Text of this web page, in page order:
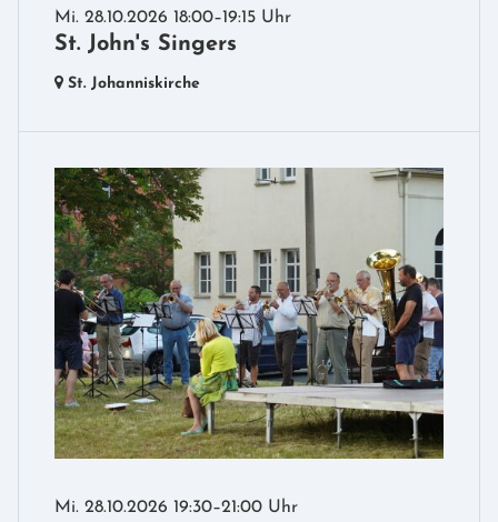
Mi. 28.10.2026 18:00–19:15 Uhr
St. John's Singers
St. Johanniskirche
Mi. 28.10.2026 19:30–21:00 Uhr